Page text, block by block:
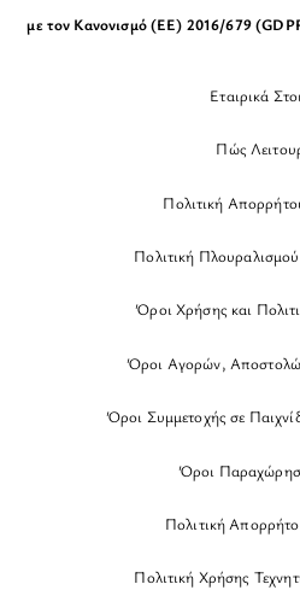
με τον Κανονισμό (ΕΕ) 2016/679
Εταιρικά
Πώς
Πολιτική
Πολιτική
Όροι Χρήσης και
Όροι Αγορών,
Όροι Συμμετοχής σε
Όροι
Πολιτική
Πολιτική Χρήσης